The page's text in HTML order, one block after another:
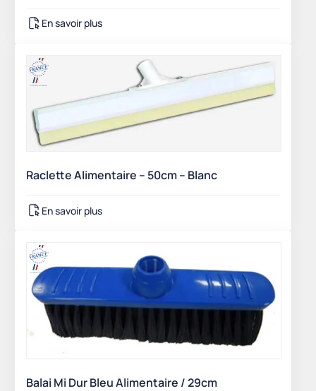
En savoir plus
Raclette Alimentaire – 50cm – Blanc
En savoir plus
Balai Mi Dur Bleu Alimentaire / 29cm